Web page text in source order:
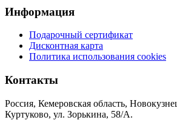
Информация
Подарочный сертификат
Дисконтная карта
Политика использования cookies
Контакты
Россия, Кемеровская область,
Куртуково, ул. Зорькина, 58/А.